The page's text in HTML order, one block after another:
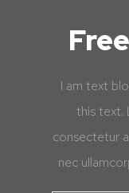
I am text
this text.
consectetur
nec